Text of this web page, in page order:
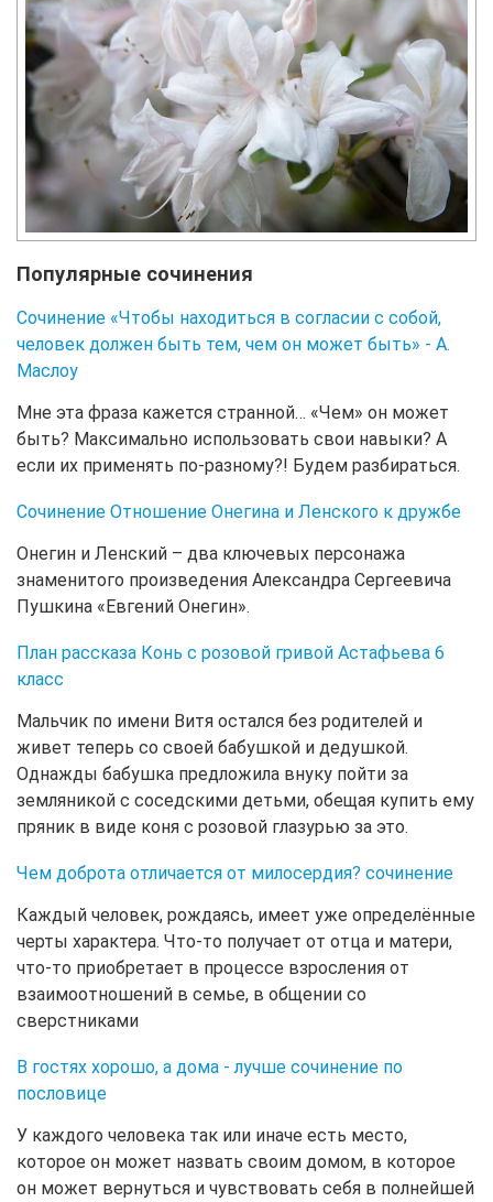
Популярные сочинения
Сочинение «Чтобы находиться в согласии с собой,
человек должен быть тем, чем он может быть» - А.
Маслоу
Мне эта фраза кажется странной… «Чем» он может
быть? Максимально использовать свои навыки? А
если их применять по-разному?! Будем разбираться.
Сочинение Отношение Онегина и Ленского к дружбе
Онегин и Ленский – два ключевых персонажа
знаменитого произведения Александра Сергеевича
Пушкина «Евгений Онегин».
План рассказа Конь с розовой гривой Астафьева 6
класс
Мальчик по имени Витя остался без родителей и
живет теперь со своей бабушкой и дедушкой.
Однажды бабушка предложила внуку пойти за
земляникой с соседскими детьми, обещая купить ему
пряник в виде коня с розовой глазурью за это.
Чем доброта отличается от милосердия? сочинение
Каждый человек, рождаясь, имеет уже определённые
черты характера. Что-то получает от отца и матери,
что-то приобретает в процессе взросления от
взаимоотношений в семье, в общении со
сверстниками
В гостях хорошо, а дома - лучше сочинение по
пословице
У каждого человека так или иначе есть место,
которое он может назвать своим домом, в которое
он может вернуться и чувствовать себя в полнейшей